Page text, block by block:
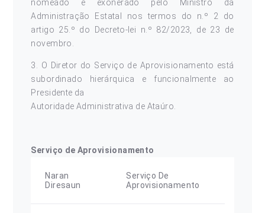
nomeado e exonerado pelo Ministro da
Administração Estatal nos termos do n.º 2 do
artigo 25.º do Decreto-lei n.º 82/2023, de 23 de
novembro.
3. O Diretor do Serviço de Aprovisionamento está
subordinado hierárquica e funcionalmente ao
Presidente da
Autoridade Administrativa de Ataúro.
Serviço de Aprovisionamento
Naran
Diresaun
Serviço De
Aprovisionamento